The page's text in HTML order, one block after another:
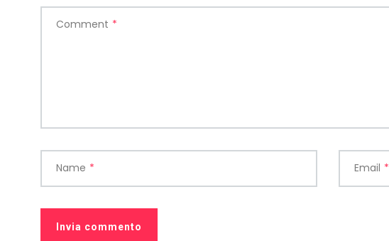
Comment *
Name * Email *